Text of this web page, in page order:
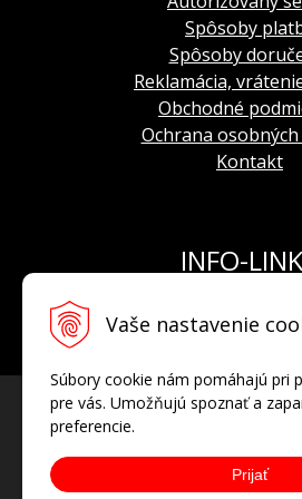
Vaše nastavenie
Súbory cookie nám pomáhajú pri
pre vás. Umožňujú spoznať a
preferencie.
Prijať
Spôsoby
Spôsoby
Reklamácia,
Obchodné
Ochrana
Kontakt
INFO-
E-mail: